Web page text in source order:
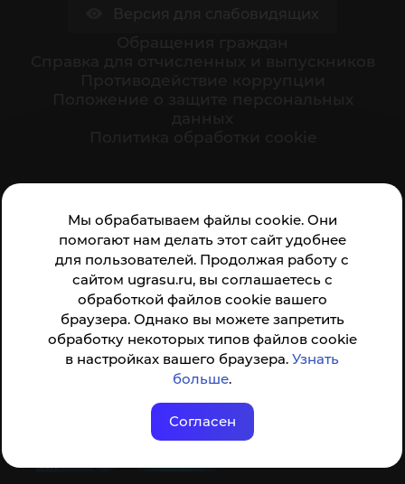
Мы обрабатываем файлы cookie. Они
помогают нам делать этот сайт удобнее
для пользователей. Продолжая работу с
сайтом ugrasu.ru, вы соглашаетесь с
обработкой файлов cookie вашего
браузера. Однако вы можете запретить
обработку некоторых типов файлов cookie
в настройках вашего браузера.Узнать
больше.
Согласен
организации:
Анкета доступна по QR-коду, а так же по прямой
ссылке
© ФГБОУ ВО ЮГУ 2001–2026